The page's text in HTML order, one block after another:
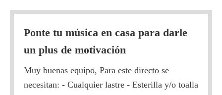
Ponte tu música en casa para darle
un plus de motivación
Muy buenas equipo, Para este directo se
necesitan: - Cualquier lastre - Esterilla y/o toalla